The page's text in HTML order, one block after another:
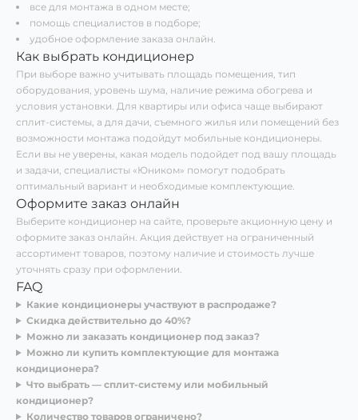
все для монтажа в одном месте;
помощь специалистов в подборе;
удобное оформление заказа онлайн.
Как выбрать кондиционер
При выборе важно учитывать площадь помещения, тип
оборудования, уровень шума, наличие режима обогрева и
условия установки. Для квартиры или офиса чаще выбирают
сплит-системы, а для дачи, съемного жилья или помещений без
возможности монтажа подойдут мобильные кондиционеры.
Если вы не уверены, какая модель подойдет под вашу площадь
и задачи, специалисты «Юником» помогут подобрать
оптимальный вариант и необходимые комплектующие.
Оформите заказ онлайн
Выберите кондиционер на сайте, проверьте акционную цену и
оформите заказ онлайн. Акция действует на ограниченный
ассортимент товаров, поэтому наличие и стоимость лучше
уточнять сразу при оформлении.
FAQ
Какие кондиционеры участвуют в распродаже?
Скидка действительно до 40%?
Можно ли заказать кондиционер под заказ?
Можно ли купить комплектующие для монтажа
кондиционера?
Что выбрать — сплит-систему или мобильный
кондиционер?
Количество товаров ограничено?